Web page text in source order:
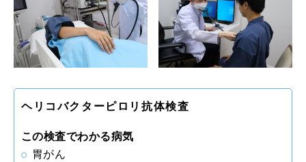
ヘリコバクターピロリ抗体検査
この検査でわかる病気
胃がん